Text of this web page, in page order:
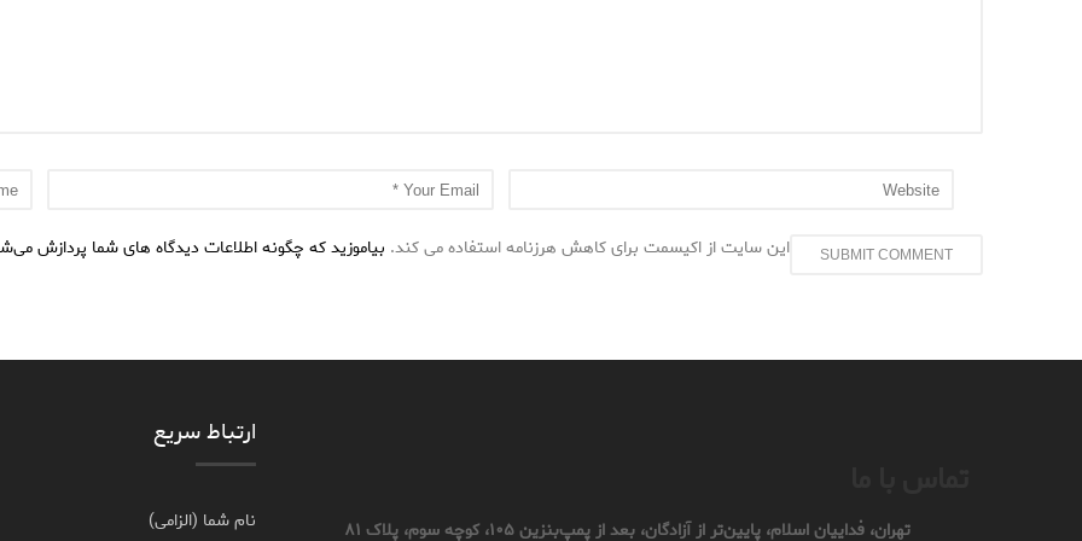
این سایت از اکیسمت برای کاهش هرزنامه استفاده می کند. بیاموزید که چگونه اطلاعات دیدگاه های شما پردازش
تهران، فداییان اسلام، پایین‌تر از آزادگان، بعد از پمپ‌بنزین ۱۰۵، کوچه سوم، پلاک ۸۱
ارتباط سریع
نام شما (الزامی)